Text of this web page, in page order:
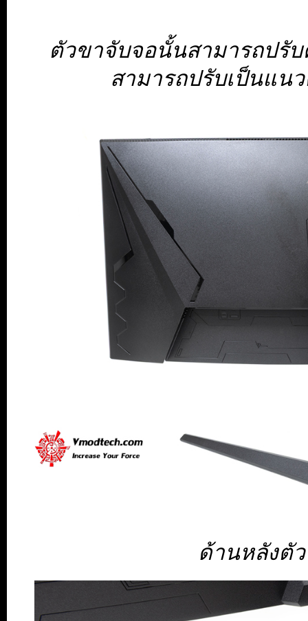
ตัวขาจับจอนั้นสามารถปรับ
สามารถปรับเป็นแน
ด้านหลังตั